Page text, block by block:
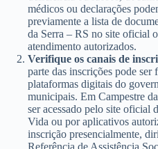
médicos ou declarações
previamente a lista de
da Serra – RS no site oficial
atendimento autorizados.
Verifique os canais de
parte das inscrições pode
plataformas digitais do
municipais. Em Campestre
ser acessado pelo site oficial
Vida ou por aplicativos
inscrição presencialmente,